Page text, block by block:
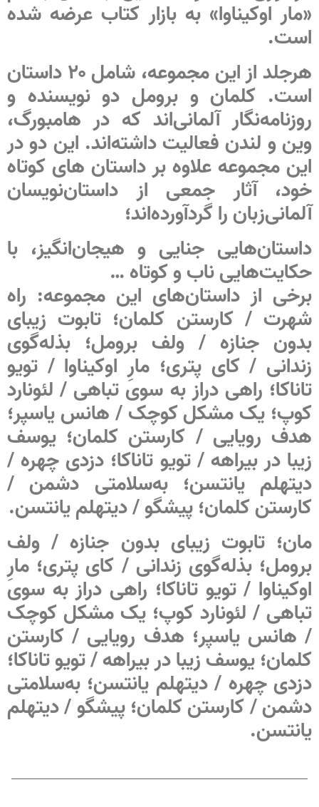
«مار اوکیناوا» به بازار کتاب عرضه شده
است.
هرجلد از این مجموعه، شامل ۲۰ داستان
است. کلمان و برومل دو نویسنده و
روزنامه‌نگار آلمانی‌اند که در هامبورگ،
وین و لندن فعالیت داشته‌اند. این دو در
این مجموعه علاوه بر داستان های کوتاه
خود، آثار جمعی از داستان‌نویسان
آلمانی‌زبان را گرد‌آورده‌اند؛
داستان‌هایی جنایی و هیجان‌انگیز، با
حکایت‌هایی ناب و کوتاه …
برخی از داستان‌های این مجموعه: راه
شهرت / کارستن کلمان؛ تابوت زیبای
بدون جنازه / ولف برومل؛ بذله‌گوی
زندانی / کای پتری؛ مارِ اوکیناوا / تویو
تاناکا؛ راهی دراز به سوی تباهی / لئونارد
کوپ؛ یک مشکل کوچک / هانس یاسپر؛
هدف رویایی / کارستن کلمان؛ یوسف
زیبا در بیراهه / تویو تاناکا؛ دزدی چهره /
دیتهلم یانتسن؛ به‌سلامتی دشمن /
کارستن کلمان؛ پیشگو / دیتهلم یانتسن.
مان؛ تابوت زیبای بدون جنازه / ولف
برومل؛ بذله‌گوی زندانی / کای پتری؛ مارِ
اوکیناوا / تویو تاناکا؛ راهی دراز به سوی
تباهی / لئونارد کوپ؛ یک مشکل کوچک
/ هانس یاسپر؛ هدف رویایی / کارستن
کلمان؛ یوسف زیبا در بیراهه / تویو تاناکا؛
دزدی چهره / دیتهلم یانتسن؛ به‌سلامتی
دشمن / کارستن کلمان؛ پیشگو / دیتهلم
یانتسن.